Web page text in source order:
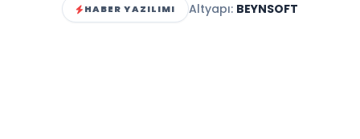
HABER YAZILIMI Altyapı: BEYNSOFT